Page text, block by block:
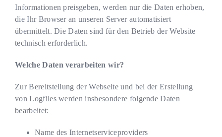
Informationen preisgeben, werden nur die Daten erhoben,
die Ihr Browser an unseren Server automatisiert
übermittelt. Die Daten sind für den Betrieb der Website
technisch erforderlich.
Welche Daten verarbeiten wir?
Zur Bereitstellung der Webseite und bei der Erstellung
von Logfiles werden insbesondere folgende Daten
bearbeitet:
Name des Internetserviceproviders